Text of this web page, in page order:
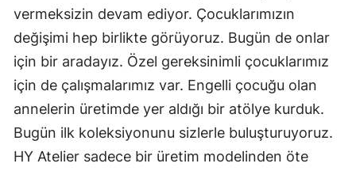
vermeksizin devam ediyor. Çocuklarımızın
değişimi hep birlikte görüyoruz. Bugün de onlar
için bir aradayız. Özel gereksinimli çocuklarımız
için de çalışmalarımız var. Engelli çocuğu olan
annelerin üretimde yer aldığı bir atölye kurduk.
Bugün ilk koleksiyonunu sizlerle buluşturuyoruz.
HY Atelier sadece bir üretim modelinden öte